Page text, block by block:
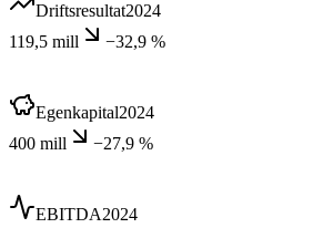
Driftsresultat2024
119,5 mill
−32,9 %
Egenkapital2024
400 mill
−27,9 %
EBITDA2024